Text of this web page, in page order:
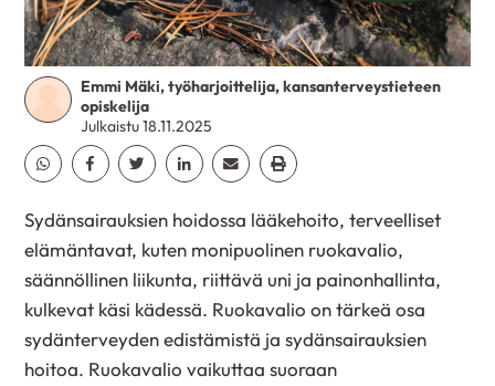
Emmi Mäki, työharjoittelija, kansanterveystieteen
opiskelija
Julkaistu 18.11.2025
Jaa Whatsapp
Jaa Facebook
Jaa TwitterJaa Linkedin
Jaa EmailJaa Print
Sydänsairauksien hoidossa lääkehoito, terveelliset
elämäntavat, kuten monipuolinen ruokavalio,
säännöllinen liikunta, riittävä uni ja painonhallinta,
kulkevat käsi kädessä. Ruokavalio on tärkeä osa
sydänterveyden edistämistä ja sydänsairauksien
hoitoa. Ruokavalio vaikuttaa suoraan